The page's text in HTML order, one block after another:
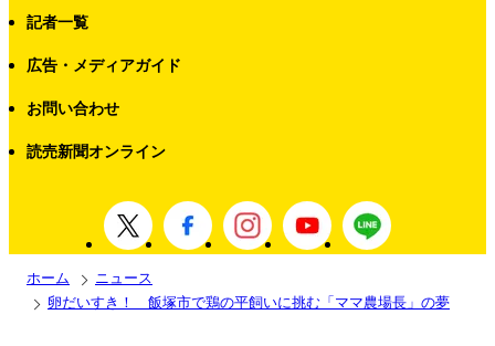
記者一覧
広告・メディアガイド
お問い合わせ
読売新聞オンライン
ホーム
ニュース
卵だいすき！ 飯塚市で鶏の平飼いに挑む「ママ農場長」の夢